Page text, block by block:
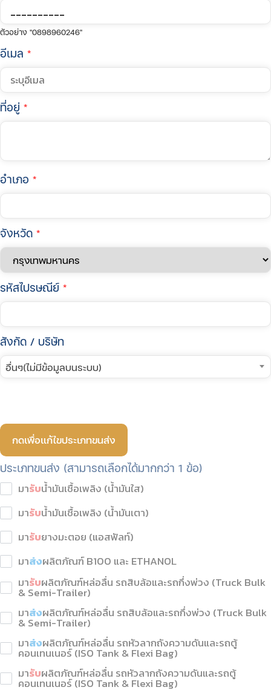
ตัวอย่าง "0898960246"
อีเมล *
ที่อยู่ *
อำเภอ *
จังหวัด *
รหัสไปรษณีย์ *
สังกัด / บริษัท
อื่นๆ(ไม่มีข้อมูลบนระบบ)
กดเพื่อแก้ไขประเภทขนส่ง
ประเภทขนส่ง (สามารถเลือกได้มากกว่า 1 ข้อ)
มารับน้ำมันเชื้อเพลิง (น้ำมันใส)
มารับน้ำมันเชื้อเพลิง (น้ำมันเตา)
มารับยางมะตอย (แอสฟัลท์)
มาส่งผลิตภัณฑ์ B100 และ ETHANOL
มารับผลิตภัณฑ์หล่อลื่น รถสิบล้อและรถกึ่งพ่วง (Truck Bulk
& Semi-Trailer)
มาส่งผลิตภัณฑ์หล่อลื่น รถสิบล้อและรถกึ่งพ่วง (Truck Bulk
& Semi-Trailer)
มาส่งผลิตภัณฑ์หล่อลื่น รถหัวลากถังความดันและรถตู้
คอนเทนเนอร์ (ISO Tank & Flexi Bag)
มารับผลิตภัณฑ์หล่อลื่น รถหัวลากถังความดันและรถตู้
คอนเทนเนอร์ (ISO Tank & Flexi Bag)